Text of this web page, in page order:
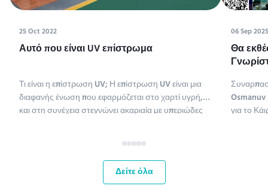
25 Oct 2022
Αυτό που είναι UV επίστρωμα
Τι είναι η επίστρωση UV; Η επίστρωση UV είναι μια
διαφανής ένωση που εφαρμόζεται στο χαρτί υγρή,
και στη συνέχεια στεγνώνει ακαριαία με υπεριώδες
επίστρωσης υπεριώδους ακτινοβολίας).
Χρησιμοποιούνται διάφοροι τύποι ενώσεων για την
επίστρωση χαρτιού. Οι χημ...
06 Sep 2025
Θα
Tissue
για το
Δείτε όλα